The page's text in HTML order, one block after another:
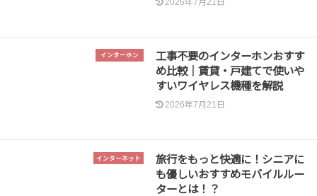
インターホン
工事不要のインターホンおすす
め比較｜賃貸・戸建てで使いや
すいワイヤレス機種を解説
2026年7月21日
インターネット
旅行をもっと快適に！シニアに
も優しいおすすめモバイルルー
ターとは！？